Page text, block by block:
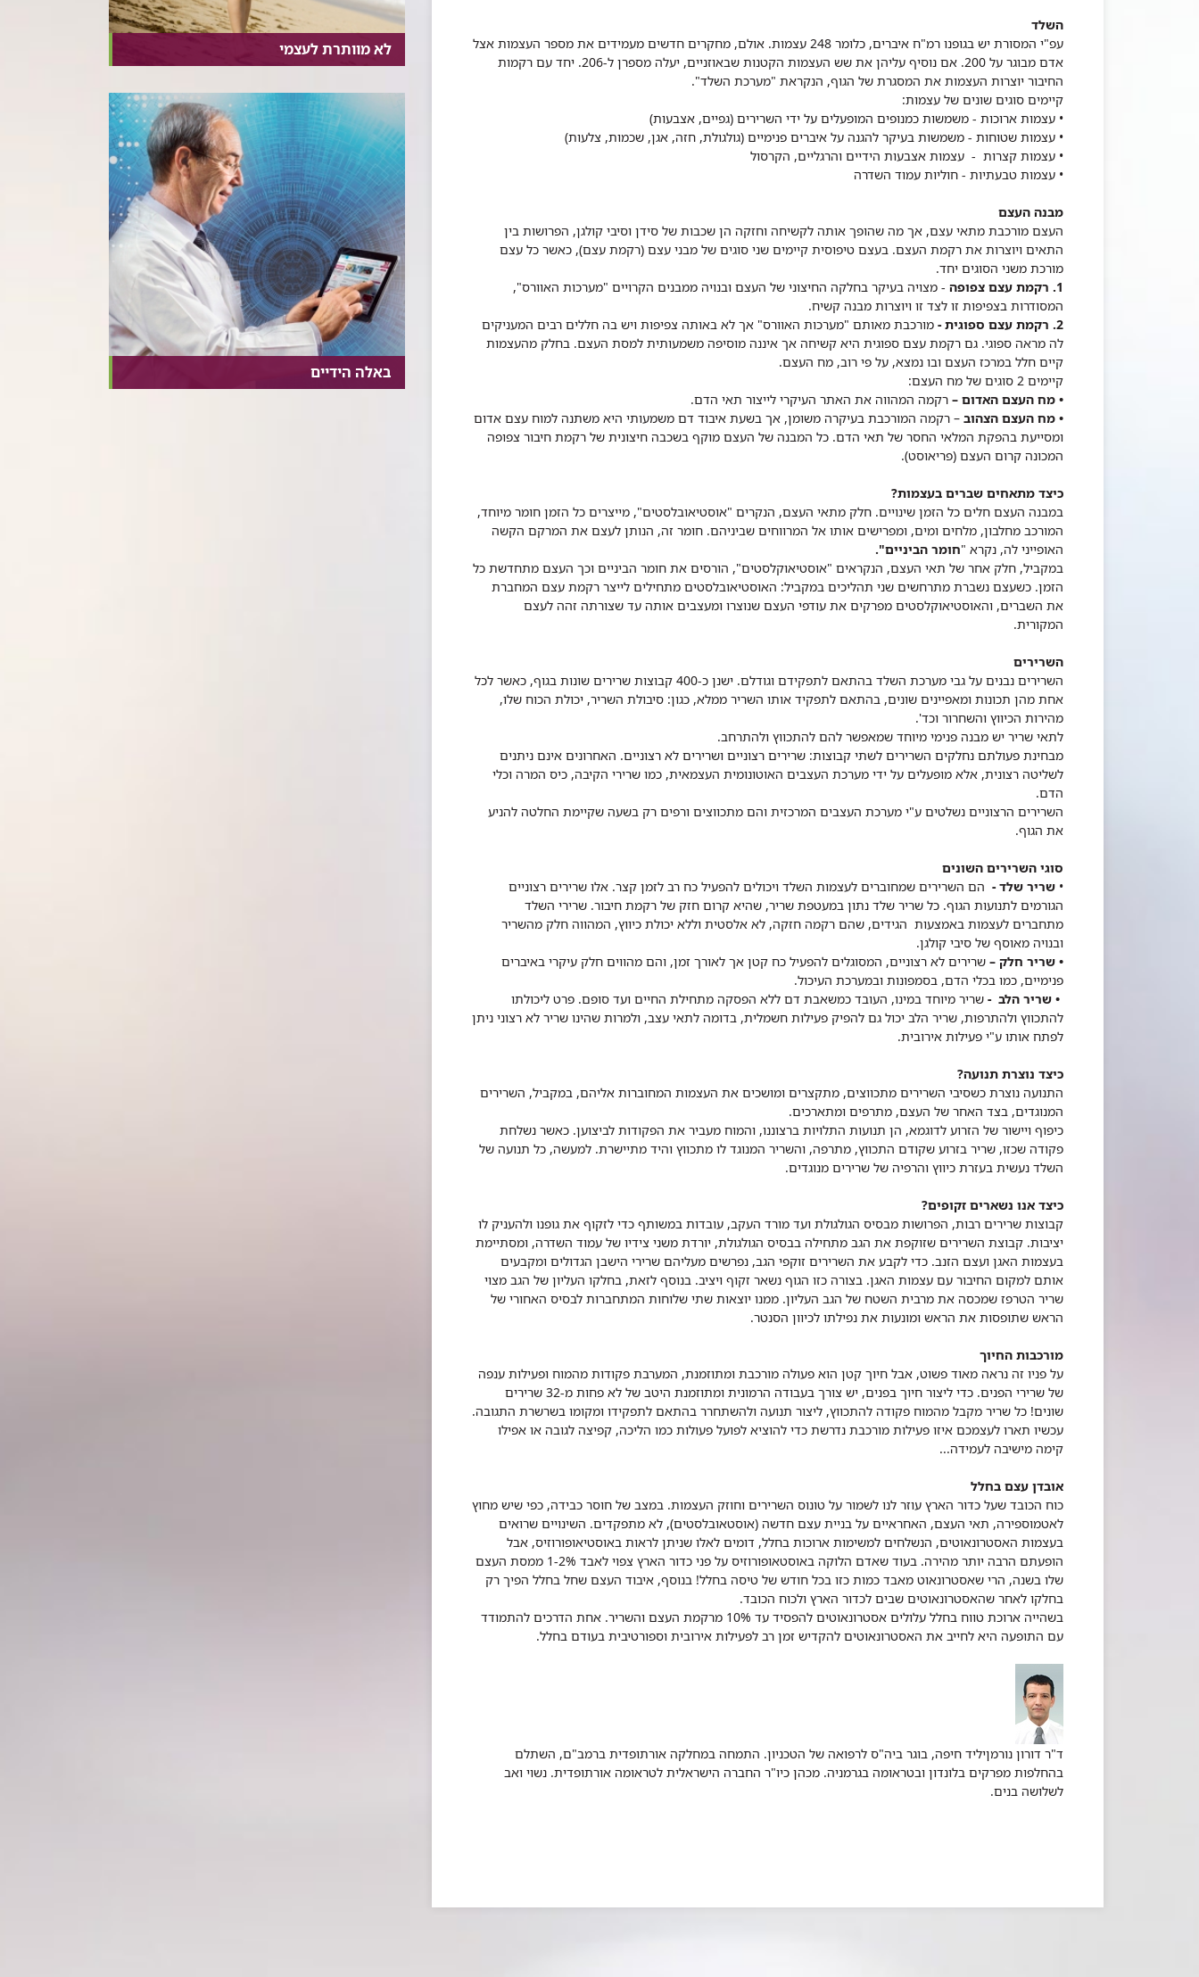
השלד
עפ"י המסורת יש בגופנו רמ"ח איברים, כלומר 248 עצמות. אולם, מחקרים חדשים מעמידים את מספר העצמות אצל
אדם מבוגר על 200. אם נוסיף עליהן את שש העצמות הקטנות שבאוזניים, יעלה מספרן ל-206. יחד עם רקמות
החיבור יוצרות העצמות את המסגרת של הגוף, הנקראת "מערכת השלד".
קיימים סוגים שונים של עצמות:
• עצמות ארוכות - משמשות כמנופים המופעלים על ידי השרירים (גפיים, אצבעות)
• עצמות שטוחות - משמשות בעיקר להגנה על איברים פנימיים (גולגולת, חזה, אגן, שכמות, צלעות)
• עצמות קצרות - עצמות אצבעות הידיים והרגליים, הקרסול
• עצמות טבעתיות - חוליות עמוד השדרה
מבנה העצם
העצם מורכבת מתאי עצם, אך מה שהופך אותה לקשיחה וחזקה הן שכבות של סידן וסיבי קולגן, הפרושות בין
התאים ויוצרות את רקמת העצם. בעצם טיפוסית קיימים שני סוגים של מבני עצם (רקמת עצם), כאשר כל עצם
מורכת משני הסוגים יחד.
1. רקמת עצם צפופה
- מצויה בעיקר בחלקה החיצוני של העצם ובנויה ממבנים הקרויים "מערכות האוורס",
המסודרות בצפיפות זו לצד זו ויוצרות מבנה קשיח.
2. רקמת עצם ספוגית -
מורכבת מאותם "מערכות האוורס" אך לא באותה צפיפות ויש בה חללים רבים המעניקים
לה מראה ספוגי. גם רקמת עצם ספוגית היא קשיחה אך איננה מוסיפה משמעותית למסת העצם. בחלק מהעצמות
קיים חלל במרכז העצם ובו נמצא, על פי רוב, מח העצם.
קיימים 2 סוגים של מח העצם:
• מח העצם האדום – רקמה המהווה את האתר העיקרי לייצור תאי הדם.
• מח העצם הצהוב – רקמה המורכבת בעיקרה משומן, אך בשעת איבוד דם משמעותי היא משתנה למוח עצם אדום
ומסייעת בהפקת המלאי החסר של תאי הדם. כל המבנה של העצם מוקף בשכבה חיצונית של רקמת חיבור צפופה
המכונה קרום העצם (פריאוסט).
כיצד מתאחים שברים בעצמות?
במבנה העצם חלים כל הזמן שינויים. חלק מתאי העצם, הנקרים "אוסטיאובלסטים", מייצרים כל הזמן חומר מיוחד,
המורכב מחלבון, מלחים ומים, ומפרישים אותו אל המרווחים שביניהם. חומר זה, הנותן לעצם את המרקם הקשה
האופייני לה, נקרא "חומר הביניים".
במקביל, חלק אחר של תאי העצם, הנקראים "אוסטיאוקלסטים", הורסים את חומר הביניים וכך העצם מתחדשת כל
הזמן. כשעצם נשברת מתרחשים שני תהליכים במקביל: האוסטיאובלסטים מתחילים לייצר רקמת עצם המחברת
את השברים, והאוסטיאוקלסטים מפרקים את עודפי העצם שנוצרו ומעצבים אותה עד שצורתה זהה לעצם
המקורית.
השרירים
השרירים נבנים על גבי מערכת השלד בהתאם לתפקידם וגודלם. ישנן כ-400 קבוצות שרירים שונות בגוף, כאשר לכל
אחת מהן תכונות ומאפיינים שונים, בהתאם לתפקיד אותו השריר ממלא, כגון: סיבולת השריר, יכולת הכוח שלו,
מהירות הכיווץ והשחרור וכד'.
לתאי שריר יש מבנה פנימי מיוחד שמאפשר להם להתכווץ ולהתרחב.
מבחינת פעולתם נחלקים השרירים לשתי קבוצות: שרירים רצוניים ושרירים לא רצוניים. האחרונים אינם ניתנים
לשליטה רצונית, אלא מופעלים על ידי מערכת העצבים האוטונומית העצמאית, כמו שרירי הקיבה, כיס המרה וכלי
הדם.
השרירים הרצוניים נשלטים ע"י מערכת העצבים המרכזית והם מתכווצים ורפים רק בשעה שקיימת החלטה להניע
את הגוף.
סוגי השרירים השונים
• שריר שלד - הם השרירים שמחוברים לעצמות השלד ויכולים להפעיל כח רב לזמן קצר. אלו שרירים רצוניים
הגורמים לתנועות הגוף. כל שריר שלד נתון במעטפת שריר, שהיא קרום חזק של רקמת חיבור. שרירי השלד
מתחברים לעצמות באמצעות הגידים, שהם רקמה חזקה, לא אלסטית וללא יכולת כיווץ, המהווה חלק מהשריר
ובנויה מאוסף של סיבי קולגן.
• שריר חלק – שרירים לא רצוניים, המסוגלים להפעיל כח קטן אך לאורך זמן, והם מהווים חלק עיקרי באיברים
פנימיים, כמו בכלי הדם, בסמפונות ובמערכת העיכול.
• שריר הלב - שריר מיוחד במינו, העובד כמשאבת דם ללא הפסקה מתחילת החיים ועד סופם. פרט ליכולתו
להתכווץ ולהתרפות, שריר הלב יכול גם להפיק פעילות חשמלית, בדומה לתאי עצב, ולמרות שהינו שריר לא רצוני ניתן
לפתח אותו ע"י פעילות אירובית.
כיצד נוצרת תנועה?
התנועה נוצרת כשסיבי השרירים מתכווצים, מתקצרים ומושכים את העצמות המחוברות אליהם, במקביל, השרירים
המנוגדים, בצד האחר של העצם, מתרפים ומתארכים.
כיפוף ויישור של הזרוע לדוגמא, הן תנועות התלויות ברצוננו, והמוח מעביר את הפקודות לביצוען. כאשר נשלחת
פקודה שכזו, שריר בזרוע שקודם התכווץ, מתרפה, והשריר המנוגד לו מתכווץ והיד מתיישרת. למעשה, כל תנועה של
השלד נעשית בעזרת כיווץ והרפיה של שרירים מנוגדים.
כיצד אנו נשארים זקופים?
קבוצות שרירים רבות, הפרושות מבסיס הגולגולת ועד מורד העקב, עובדות במשותף כדי לזקוף את גופנו ולהעניק לו
יציבות. קבוצת השרירים שזוקפת את הגב מתחילה בבסיס הגולגולת, יורדת משני צידיו של עמוד השדרה, ומסתיימת
בעצמות האגן ועצם הזנב. כדי לקבע את השרירים זוקפי הגב, נפרשים מעליהם שרירי הישבן הגדולים ומקבעים
אותם למקום החיבור עם עצמות האגן. בצורה כזו הגוף נשאר זקוף ויציב. בנוסף לזאת, בחלקו העליון של הגב מצוי
שריר הטרפז שמכסה את מרבית השטח של הגב העליון. ממנו יוצאות שתי שלוחות המתחברות לבסיס האחורי של
הראש שתופסות את הראש ומונעות את נפילתו לכיוון הסנטר.
מורכבות החיוך
על פניו זה נראה מאוד פשוט, אבל חיוך קטן הוא פעולה מורכבת ומתוזמנת, המערבת פקודות מהמוח ופעילות ענפה
של שרירי הפנים. כדי ליצור חיוך בפנים, יש צורך בעבודה הרמונית ומתוזמנת היטב של לא פחות מ-32 שרירים
שונים! כל שריר מקבל מהמוח פקודה להתכווץ, ליצור תנועה ולהשתחרר בהתאם לתפקידו ומקומו בשרשרת התגובה.
עכשיו תארו לעצמכם איזו פעילות מורכבת נדרשת כדי להוציא לפועל פעולות כמו הליכה, קפיצה לגובה או אפילו
קימה מישיבה לעמידה...
אובדן עצם בחלל
כוח הכובד שעל כדור הארץ עוזר לנו לשמור על טונוס השרירים וחוזק העצמות. במצב של חוסר כבידה, כפי שיש מחוץ
לאטמוספירה, תאי העצם, האחראיים על בניית עצם חדשה (אוסטאובלסטים), לא מתפקדים. השינויים שרואים
בעצמות האסטרונאוטים, הנשלחים למשימות ארוכות בחלל, דומים לאלו שניתן לראות באוסטיאופורוזיס, אבל
הופעתם הרבה יותר מהירה. בעוד שאדם הלוקה באוסטאופורוזיס על פני כדור הארץ צפוי לאבד 1-2% ממסת העצם
שלו בשנה, הרי שאסטרונאוט מאבד כמות כזו בכל חודש של טיסה בחלל! בנוסף, איבוד העצם שחל בחלל הפיך רק
בחלקו לאחר שהאסטרונאוטים שבים לכדור הארץ ולכוח הכובד.
בשהייה ארוכת טווח בחלל עלולים אסטרונאוטים להפסיד עד 10% מרקמת העצם והשריר. אחת הדרכים להתמודד
עם התופעה היא לחייב את האסטרונאוטים להקדיש זמן רב לפעילות אירובית וספורטיבית בעודם בחלל.
ד"ר דורון נורמןיליד חיפה, בוגר ביה"ס לרפואה של הטכניון. התמחה במחלקה אורתופדית ברמב"ם, השתלם
בהחלפות מפרקים בלונדון ובטראומה בגרמניה. מכהן כיו"ר החברה הישראלית לטראומה אורתופדית. נשוי ואב
לשלושה בנים.
לא מוותרת לעצמי
באלה הידיים